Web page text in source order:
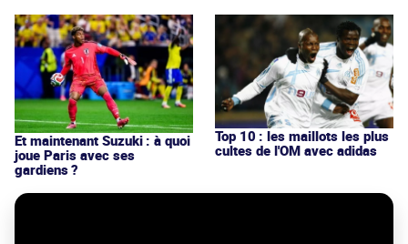
Et maintenant Suzuki : à quoi
joue Paris avec ses
gardiens ?
Top 10 : les maillots les plus
cultes de l'OM avec adidas